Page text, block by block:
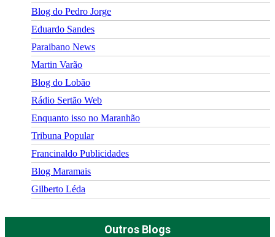
Blog do Pedro Jorge
Eduardo Sandes
Paraibano News
Martin Varão
Blog do Lobão
Rádio Sertão Web
Enquanto isso no Maranhão
Tribuna Popular
Francinaldo Publicidades
Blog Maramais
Gilberto Léda
Outros Blogs